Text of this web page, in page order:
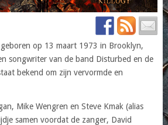
op 13 maart 1973 in Brooklyn,
songwriter van de band Disturbed en de
bekend om zijn vervormde en
Mike Wengren en Steve Kmak (alias
samen voordat de zanger, David